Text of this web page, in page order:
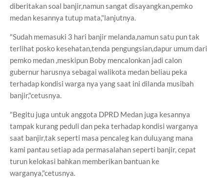
diberitakan soal banjir,namun sangat disayangkan,pemko
medan kesannya tutup mata,"lanjutnya.
"Sudah memasuki 3 hari banjir melanda,namun satu pun tak
terlihat posko kesehatan,tenda pengungsian,dapur umum dari
pemko medan ,meskipun Boby mencalonkan jadi calon
gubernur harusnya sebagai walikota medan beliau peka
terhadap kondisi warga nya yang saat ini dilanda musibah
banjir,"cetusnya.
"Begitu juga untuk anggota DPRD Medan juga kesannya
tampak kurang peduli dan peka terhadap kondisi warganya
saat banjir,tak seperti masa pencaleg kan dulu,yang mana
kami pantau setiap ada permasalahan seperti banjir, cepat
turun kelokasi bahkan memberikan bantuan ke
warganya,"cetusnya.